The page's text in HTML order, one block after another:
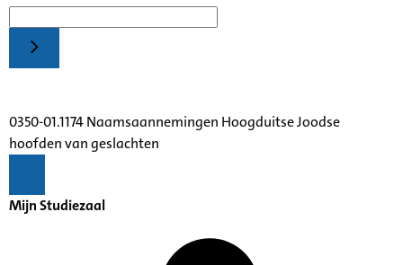
0350-01.1174 Naamsaannemingen Hoogduitse Joodse
hoofden van geslachten
Mijn Studiezaal